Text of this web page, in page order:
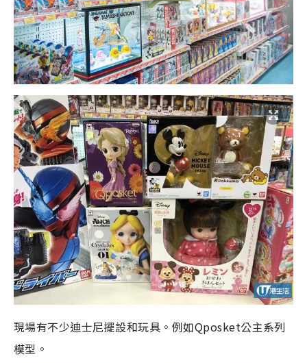
現場有不少迪士尼擺設和玩具。例如Qposket公主系列
模型。